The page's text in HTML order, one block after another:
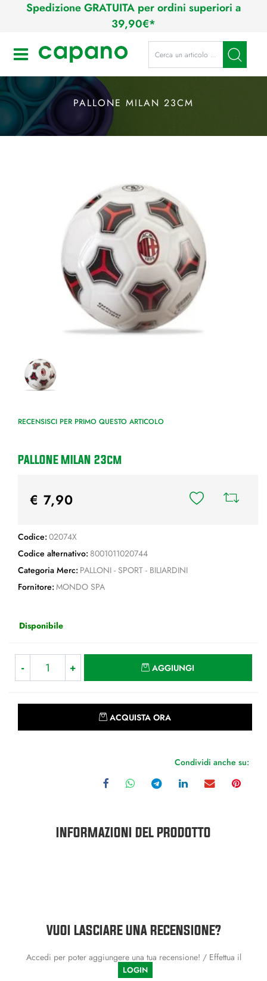
Spedizione GRATUITA per ordini superiori a
39,90€*
Open La modifica di un filtro
PALLONE MILAN 23CM
RECENSISCI PER PRIMO QUESTO ARTICOLO
PALLONE MILAN 23cm
€ 7,90
Codice: 02074X
Codice alternativo: 8001011020744
Categoria Merc: PALLONI - SPORT - BILIARDINI
Fornitore: MONDO SPA
Disponibile
AGGIUNGI
ACQUISTA ORA
Condividi anche su:
INFORMAZIONI DEL PRODOTTO
VUOI LASCIARE UNA RECENSIONE?
Accedi per poter aggiungere una tua recensione! / Effettua il
LOGIN